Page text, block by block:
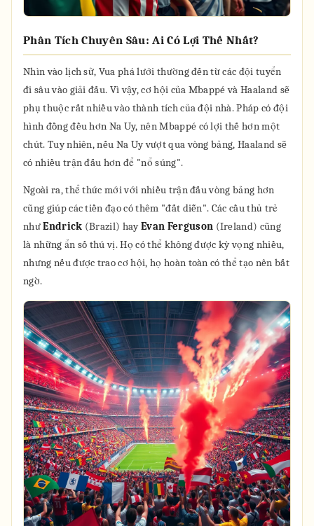
Phân Tích Chuyên Sâu: Ai Có Lợi Thế Nhất?
Nhìn vào lịch sử, Vua phá lưới thường đến từ các đội tuyển
đi sâu vào giải đấu. Vì vậy, cơ hội của Mbappé và Haaland sẽ
phụ thuộc rất nhiều vào thành tích của đội nhà. Pháp có đội
hình đồng đều hơn Na Uy, nên Mbappé có lợi thế hơn một
chút. Tuy nhiên, nếu Na Uy vượt qua vòng bảng, Haaland sẽ
có nhiều trận đấu hơn để "nổ súng".
Ngoài ra, thể thức mới với nhiều trận đấu vòng bảng hơn
cũng giúp các tiền đạo có thêm "đất diễn". Các cầu thủ trẻ
nhưEndrick (Brazil) hayEvan Ferguson (Ireland) cũng
là những ẩn số thú vị. Họ có thể không được kỳ vọng nhiều,
nhưng nếu được trao cơ hội, họ hoàn toàn có thể tạo nên bất
ngờ.